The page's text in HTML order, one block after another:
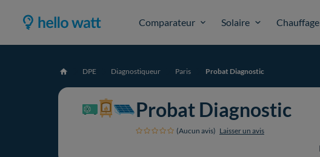
Comparateur Solaire Chauffage
Accueil DPE Diagnostiqueur Paris Probat Diagnostic
Probat Diagnostic
(Aucun avis) Laisser un avis